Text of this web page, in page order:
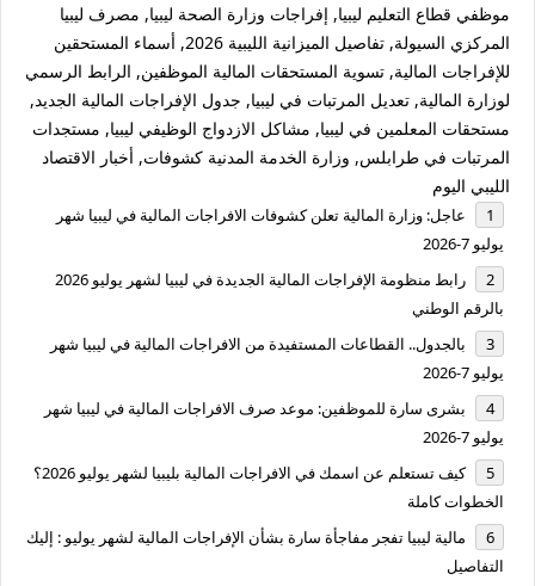
موظفي قطاع التعليم ليبيا, إفراجات وزارة الصحة ليبيا, مصرف ليبيا
المركزي السيولة, تفاصيل الميزانية الليبية 2026, أسماء المستحقين
للإفراجات المالية, تسوية المستحقات المالية الموظفين, الرابط الرسمي
لوزارة المالية, تعديل المرتبات في ليبيا, جدول الإفراجات المالية الجديد,
مستحقات المعلمين في ليبيا, مشاكل الازدواج الوظيفي ليبيا, مستجدات
المرتبات في طرابلس, وزارة الخدمة المدنية كشوفات, أخبار الاقتصاد
الليبي اليوم
عاجل: وزارة المالية تعلن كشوفات الافراجات المالية في ليبيا شهر
يوليو 7-2026
رابط منظومة الإفراجات المالية الجديدة في ليبيا لشهر يوليو 2026
بالرقم الوطني
بالجدول.. القطاعات المستفيدة من الافراجات المالية في ليبيا شهر
يوليو 7-2026
بشرى سارة للموظفين: موعد صرف الافراجات المالية في ليبيا شهر
يوليو 7-2026
كيف تستعلم عن اسمك في الافراجات المالية بليبيا لشهر يوليو 2026؟
الخطوات كاملة
مالية ليبيا تفجر مفاجأة سارة بشأن الإفراجات المالية لشهر يوليو : إليك
التفاصيل